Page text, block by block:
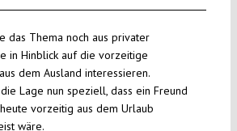
das Thema noch aus privater
in Hinblick auf die vorzeitige
dem Ausland interessieren.
Lage nun speziell, dass ein Freund
vorzeitig aus dem Urlaub
wäre.